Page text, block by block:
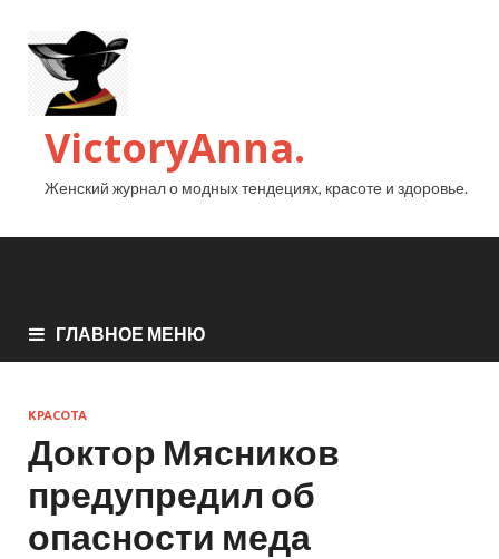
VictoryAnna.
Женский журнал о модных тендециях, красоте и здоровье.
ГЛАВНОЕ МЕНЮ
КРАСОТА
Доктор Мясников
предупредил об
опасности меда